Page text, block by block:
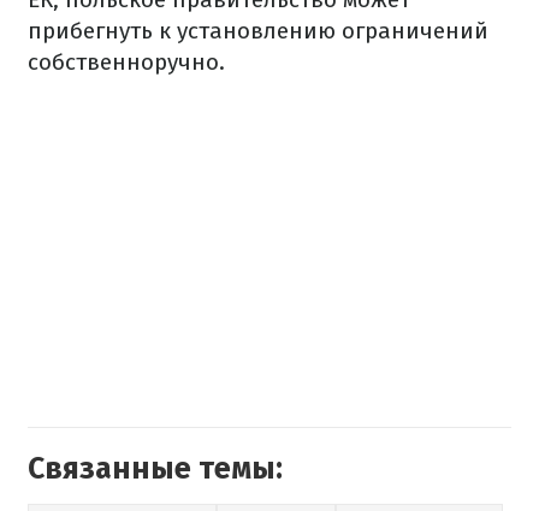
прибегнуть к установлению ограничений
собственноручно.
Связанные темы: